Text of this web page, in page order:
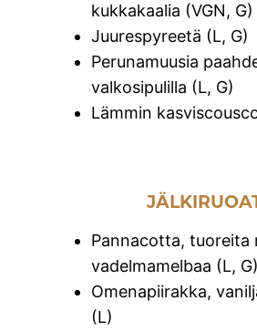
kukkakaalia (VGN, G)
Juurespyreetä (L, G)
Perunamuusia
valkosipulilla (L, G)
Lämmin
Pannacotta, tuoreita
vadelmamelbaa (L, G)
Omenapiirakka,
(L)